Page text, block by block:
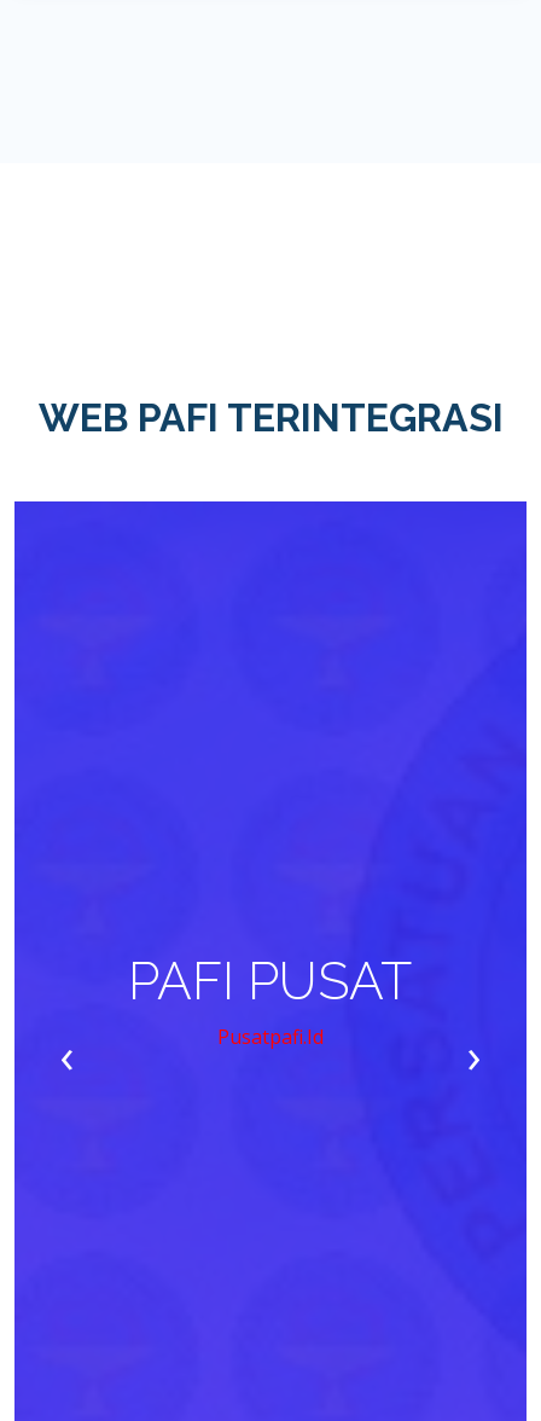
WEB PAFI TERINTEGRASI
PAFI PUSAT
Pusatpafi.id
‹ ›